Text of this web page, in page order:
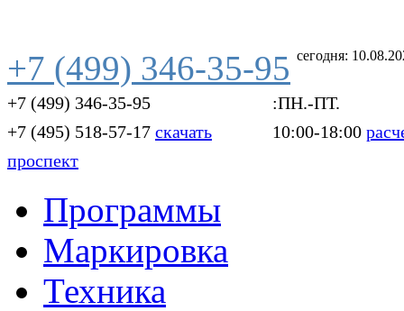
сегодня:
+7 (499) 346-35-95
+7 (499) 346-35-95
+7 (495) 518-57-17 скачать
проспект
:ПН.-ПТ.
10:00-18:00
Программы
Маркировка
Техника